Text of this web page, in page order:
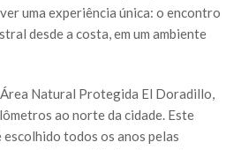
uma experiência única: o encontro
desde a costa, em um ambiente
Área Natural Protegida El Doradillo,
ao norte da cidade. Este
todos os anos pelas